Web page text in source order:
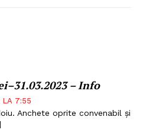
– Info
7:55
Anchete oprite convenabil și